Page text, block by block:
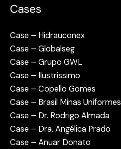
Cases
Case – Hidrauconex
Case – Globalseg
Case – Grupo GWL
Case – Ilustríssimo
Case – Copello Gomes
Case – Brasil Minas Uniformes
Case – Dr. Rodrigo Almada
Case – Dra. Angélica Prado
Case – Anuar Donato